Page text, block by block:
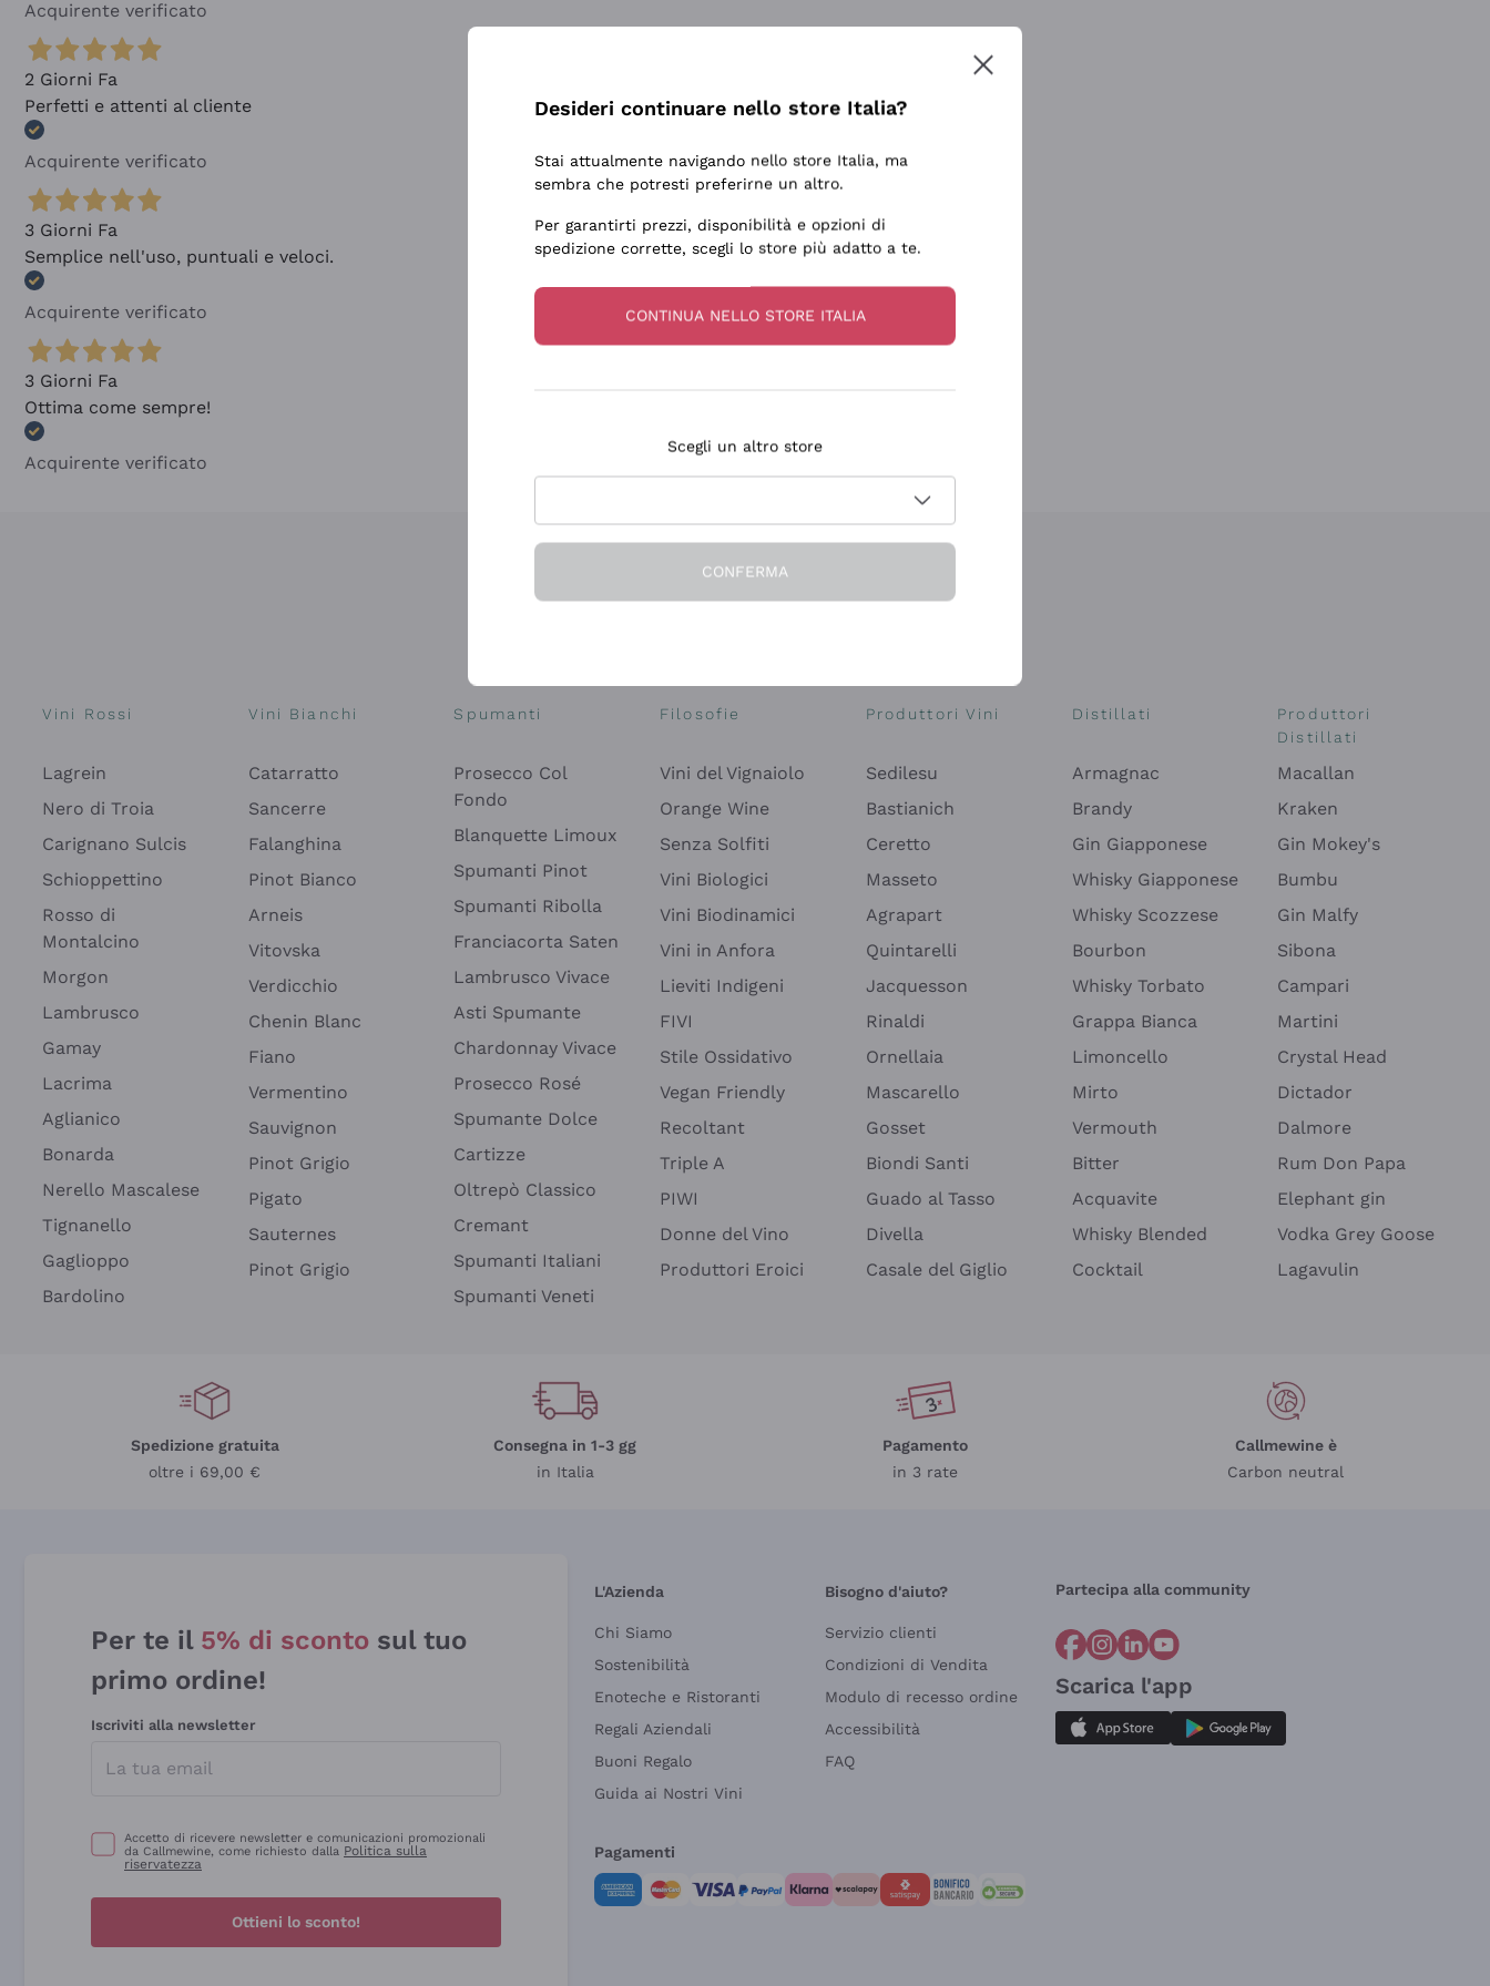
Acquirente verificato
2 Giorni Fa
Perfetti e attenti al cliente
Acquirente verificato
3 Giorni Fa
Semplice nell'uso, puntuali e veloci.
Acquirente verificato
3 Giorni Fa
Ottima come sempre!
Acquirente verificato
Vini Rossi
Lagrein
Nero di Troia
Carignano Sulcis
Schioppettino
Rosso di
Montalcino
Morgon
Lambrusco
Gamay
Lacrima
Aglianico
Bonarda
Nerello Mascalese
Tignanello
Gaglioppo
Bardolino
Vini Bianchi
Catarratto
Sancerre
Falanghina
Pinot Bianco
Arneis
Vitovska
Verdicchio
Chenin Blanc
Fiano
Vermentino
Sauvignon
Pinot Grigio
Pigato
Sauternes
Pinot Grigio
Spumanti
Prosecco Col
Fondo
Blanquette Limoux
Spumanti Pinot
Spumanti Ribolla
Franciacorta Saten
Lambrusco Vivace
Asti Spumante
Chardonnay Vivace
Prosecco Rosé
Spumante Dolce
Cartizze
Oltrepò Classico
Cremant
Spumanti Italiani
Spumanti Veneti
Filosofie
Vini del Vignaiolo
Orange Wine
Senza Solfiti
Vini Biologici
Vini Biodinamici
Vini in Anfora
Lieviti Indigeni
FIVI
Stile Ossidativo
Vegan Friendly
Recoltant
Triple A
PIWI
Donne del Vino
Produttori Eroici
Produttori Vini
Sedilesu
Bastianich
Ceretto
Masseto
Agrapart
Quintarelli
Jacquesson
Rinaldi
Ornellaia
Mascarello
Gosset
Biondi Santi
Guado al Tasso
Divella
Casale del Giglio
Distillati
Armagnac
Brandy
Gin Giapponese
Whisky Giapponese
Whisky Scozzese
Bourbon
Whisky Torbato
Grappa Bianca
Limoncello
Mirto
Vermouth
Bitter
Acquavite
Whisky Blended
Cocktail
Produttori
Distillati
Macallan
Kraken
Gin Mokey's
Bumbu
Gin Malfy
Sibona
Campari
Martini
Crystal Head
Dictador
Dalmore
Rum Don Papa
Elephant gin
Vodka Grey Goose
Lagavulin
Spedizione gratuita
oltre i 69,00 €
Consegna in 1-3 gg
in Italia
Pagamento
in 3 rate
Callmewine è
Carbon neutral
Per te il 5% di sconto sul tuo
primo ordine!
Iscriviti alla newsletter
Accetto di ricevere newsletter e comunicazioni promozionali
da Callmewine, come richiesto dalla Politica sulla
riservatezza
Ottieni lo sconto!
L'Azienda
Chi Siamo
Sostenibilità
Enoteche e Ristoranti
Regali Aziendali
Buoni Regalo
Guida ai Nostri Vini
Bisogno d'aiuto?
Servizio clienti
Condizioni di Vendita
Modulo di recesso ordine
Accessibilità
FAQ
Partecipa alla community
Scarica l'app
Pagamenti
Desideri continuare nello store Italia?
Stai attualmente navigando nello store Italia, ma
sembra che potresti preferirne un altro.
Per garantirti prezzi, disponibilità e opzioni di
spedizione corrette, scegli lo store più adatto a te.
CONTINUA NELLO STORE ITALIA
Scegli un altro store
CONFERMA